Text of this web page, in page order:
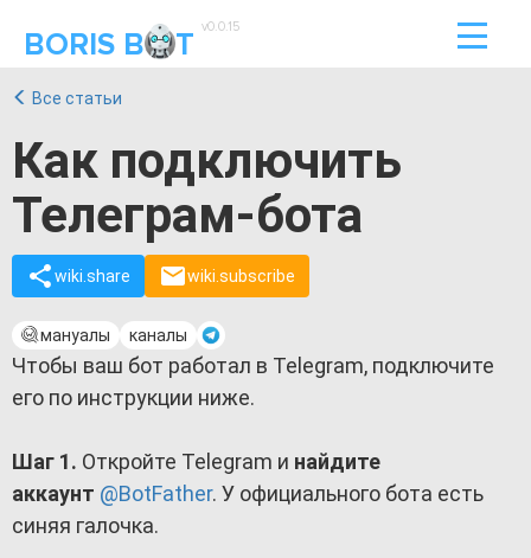
BORIS B T v0.0.15
Все статьи
Как подключить
Телеграм-бота
wiki.share wiki.subscribe
мануалы каналы
Чтобы ваш бот работал в Telegram, подключите
его по инструкции ниже.
Шаг 1. Откройте Telegram и найдите
аккаунт @BotFather. У официального бота есть
синяя галочка.